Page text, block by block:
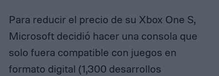
Para reducir el precio de su Xbox One S,
Microsoft decidió hacer una consola que
solo fuera compatible con juegos en
formato digital (1,300 desarrollos